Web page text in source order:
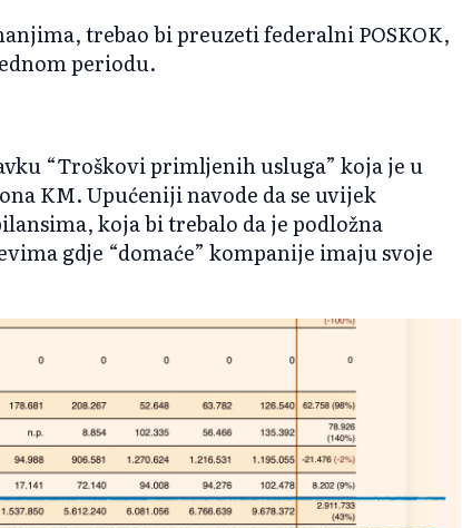
trebao bi preuzeti federalni POSKOK,
periodu.
“Troškovi primljenih usluga” koja je u
KM. Upućeniji navode da se uvijek
koja bi trebalo da je podložna
gdje “domaće” kompanije imaju svoje